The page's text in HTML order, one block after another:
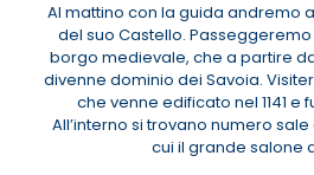
Al mattino con la guida andremo
del suo Castello.
borgo medievale, che a partire
divenne dominio dei Savoia.
che venne edificato nel 1141 e
All’interno si trovano numero
cui il grande salone